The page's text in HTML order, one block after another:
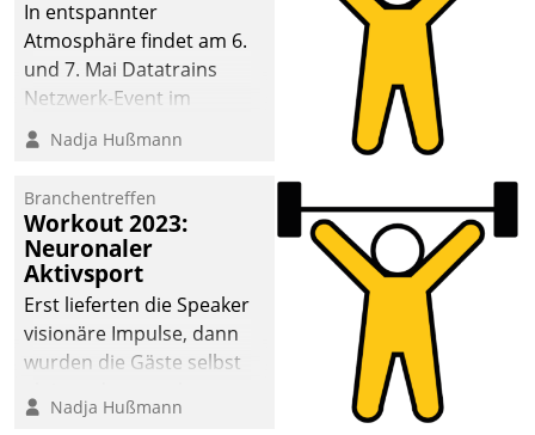
In entspannter
Atmosphäre findet am 6.
und 7. Mai Datatrains
Netzwerk-Event im
Kunden- und Partnerkreis
statt. Zentrale Frage: Wie
Mammutprojekte
meistern und Workloads
wuppen – bei zunehmend
anspruchsvollen
Aufgaben und
abnehmendem
Nadja Hußmann
Branchentreffen
Workout 2023:
Neuronaler
Aktivsport
Erst lieferten die Speaker
visionäre Impulse, dann
wurden die Gäste selbst
methodisch
Nadja Hußmann